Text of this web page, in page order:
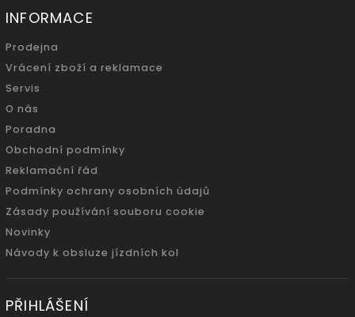
INFORMACE
Prodejna
Vrácení zboží a reklamace
Servis
O nás
Poradna
Obchodní podmínky
Reklamační řád
Podmínky ochrany osobních údajů
Zásady používání souboru cookie
Novinky
Návody k obsluze jízdních kol
PŘIHLÁŠENÍ